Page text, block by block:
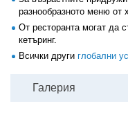
разнообразното меню от
От ресторанта могат да
кетъринг.
Всички други глобални
Галерия